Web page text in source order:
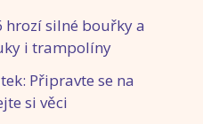
hrozí silné bouřky a
i trampolíny
Připravte se na
si věci